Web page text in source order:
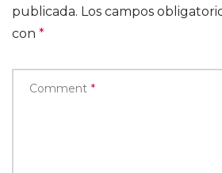
publicada. Los campos
con *
Comment *